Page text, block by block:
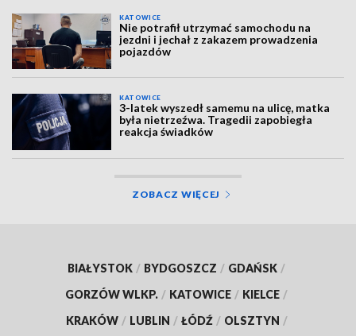
KATOWICE
Nie potrafił utrzymać samochodu na
jezdni i jechał z zakazem prowadzenia
pojazdów
KATOWICE
3-latek wyszedł samemu na ulicę, matka
była nietrzeźwa. Tragedii zapobiegła
reakcja świadków
ZOBACZ WIĘCEJ
BIAŁYSTOK / BYDGOSZCZ / GDAŃSK /
GORZÓW WLKP. / KATOWICE / KIELCE /
KRAKÓW / LUBLIN / ŁÓDŹ / OLSZTYN /